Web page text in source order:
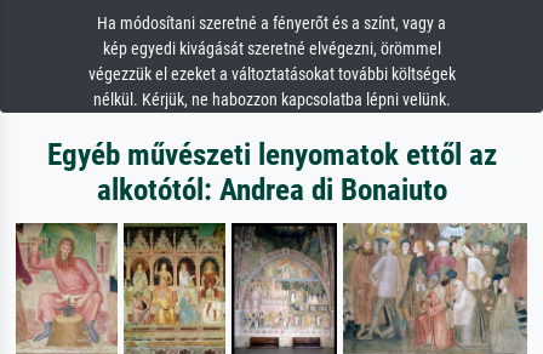
Ha módosítani szeretné a fényerőt és a színt, vagy a
kép egyedi kivágását szeretné elvégezni, örömmel
végezzük el ezeket a változtatásokat további költségek
nélkül. Kérjük, ne habozzon kapcsolatba lépni velünk.
Egyéb művészeti lenyomatok ettől az
alkotótól: Andrea di Bonaiuto